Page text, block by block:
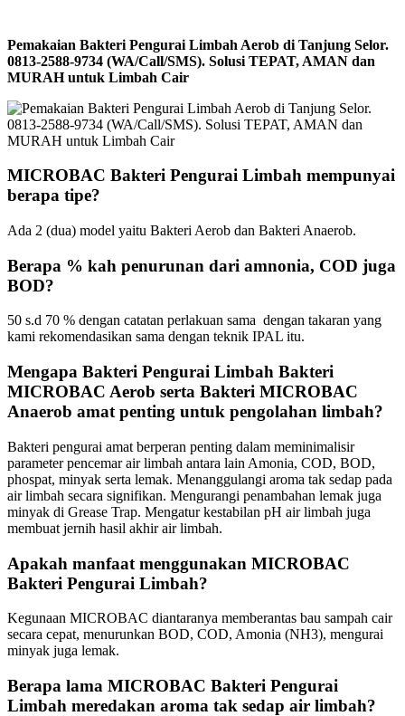
Pemakaian Bakteri Pengurai Limbah Aerob di Tanjung Selor.
0813-2588-9734 (WA/Call/SMS). Solusi TEPAT, AMAN dan
MURAH untuk Limbah Cair
MICROBAC Bakteri Pengurai Limbah mempunyai
berapa tipe?
Ada 2 (dua) model yaitu Bakteri Aerob dan Bakteri Anaerob.
Berapa % kah penurunan dari amnonia, COD juga
BOD?
50 s.d 70 % dengan catatan perlakuan sama dengan takaran yang
kami rekomendasikan sama dengan teknik IPAL itu.
Mengapa Bakteri Pengurai Limbah Bakteri
MICROBAC Aerob serta Bakteri MICROBAC
Anaerob amat penting untuk pengolahan limbah?
Bakteri pengurai amat berperan penting dalam meminimalisir
parameter pencemar air limbah antara lain Amonia, COD, BOD,
phospat, minyak serta lemak. Menanggulangi aroma tak sedap pada
air limbah secara signifikan. Mengurangi penambahan lemak juga
minyak di Grease Trap. Mengatur kestabilan pH air limbah juga
membuat jernih hasil akhir air limbah.
Apakah manfaat menggunakan MICROBAC
Bakteri Pengurai Limbah?
Kegunaan MICROBAC diantaranya memberantas bau sampah cair
secara cepat, menurunkan BOD, COD, Amonia (NH3), mengurai
minyak juga lemak.
Berapa lama MICROBAC Bakteri Pengurai
Limbah meredakan aroma tak sedap air limbah?